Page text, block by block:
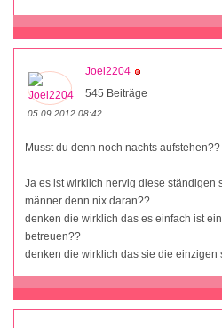
Joel2204
545 Beiträge
05.09.2012 08:42
Musst du denn noch nachts aufstehen??
Ja es ist wirklich nervig diese ständigen
männer denn nix daran??
denken die wirklich das es einfach ist
betreuen??
denken die wirklich das sie die